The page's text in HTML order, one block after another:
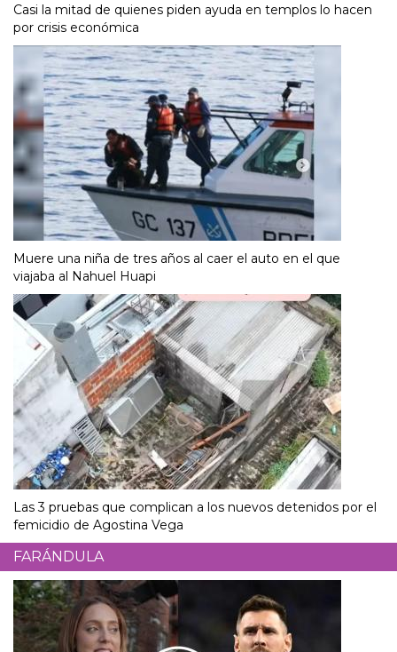
Casi la mitad de quienes piden ayuda en templos lo hacen
por crisis económica
Muere una niña de tres años al caer el auto en el que
viajaba al Nahuel Huapi
Las 3 pruebas que complican a los nuevos detenidos por el
femicidio de Agostina Vega
FARÁNDULA